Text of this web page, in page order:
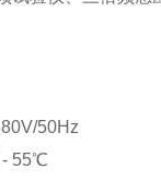
50Hz
55℃